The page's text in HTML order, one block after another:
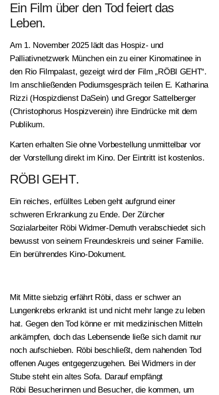
Ein Film über den Tod feiert das
Leben.
Am 1. November 2025 lädt das Hospiz- und
Palliativnetzwerk Münchenein zu einer Kinomatinee in
den Rio Filmpalast, gezeigt wird der Film „RÖBI GEHT“.
Im anschließenden Podiumsgespräch teilen E. Katharina
Rizzi (Hospizdienst DaSein) und Gregor Sattelberger
(Christophorus Hospizverein) ihre Eindrücke mit dem
Publikum.
Karten erhalten Sie ohne Vorbestellung unmittelbar vor
der Vorstellung direkt im Kino. Der Eintritt ist kostenlos.
RÖBI GEHT.
Ein reiches, erfülltes Leben geht aufgrund einer
schweren Erkrankung zu Ende. Der Zürcher
Sozialarbeiter Röbi Widmer-Demuth verabschiedet sich
bewusst von seinem Freundeskreis und seiner Familie.
Ein berührendes Kino-Dokument.
Mit Mitte siebzig erfährt Röbi, dass er schwer an
Lungenkrebs erkrankt ist und nicht mehr lange zu leben
hat. Gegen den Tod könne er mit medizinischen Mitteln
ankämpfen, doch das Lebensende ließe sich damit nur
noch aufschieben. Röbi beschließt, dem nahenden Tod
offenen Auges entgegenzugehen. Bei Widmers in der
Stube steht ein altes Sofa. Darauf empfängt
Röbi Besucherinnen und Besucher, die kommen, um